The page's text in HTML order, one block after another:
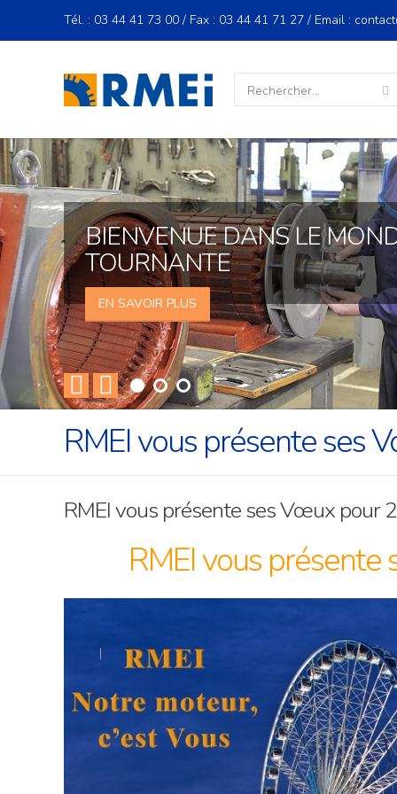
Tél. : 03 44 41 73 00 / Fax : 03 44 41 71 27 / Email :
Electrique
EXPERT SUR TOUTE LA LIGNE
Rechercher :
BIENVENUE DANS LE
TOURNANTE
EN SAVOIR PLUS
RMEI vous présente ses
RMEI vous présente ses Vœux pour
RMEI vous